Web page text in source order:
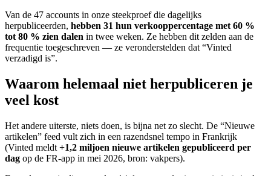
Van de 47 accounts in onze steekproef die dagelijks
herpubliceerden, hebben 31 hun verkooppercentage met 60 %
tot 80 % zien dalen in twee weken. Ze hebben dit zelden aan de
frequentie toegeschreven — ze veronderstelden dat “Vinted
verzadigd is”.
Waarom helemaal niet herpubliceren je
veel kost
Het andere uiterste, niets doen, is bijna net zo slecht. De “Nieuwe
artikelen” feed vult zich in een razendsnel tempo in Frankrijk
(Vinted meldt +1,2 miljoen nieuwe artikelen gepubliceerd per
dag op de FR-app in mei 2026, bron: vakpers).